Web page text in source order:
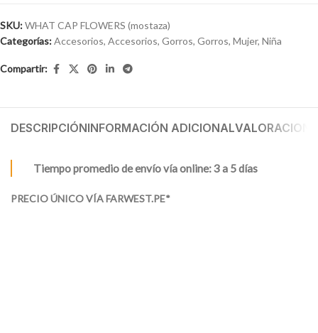
SKU:WHAT CAP FLOWERS (mostaza)
Categorías:Accesorios, Accesorios, Gorros, Gorros, Mujer, Niña
Compartir:
DESCRIPCIÓNINFORMACIÓN ADICIONAL
Tiempo promedio de envío vía online: 3 a 5 días
PRECIO ÚNICO VÍA FARWEST.PE*